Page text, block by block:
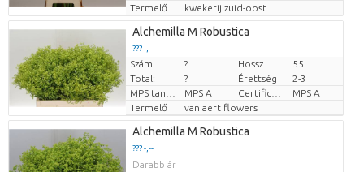
Termelő
kwekerij zuid-oost
Alchemilla M Robustica
??? -,--
Darabb ár
Szám ? Hossz
55
Total:
? Érettség
2-3
MPS A
MPS A
Termelő
van aert flowers
Alchemilla M Robustica
??? -,--
Darabb ár